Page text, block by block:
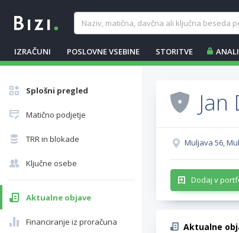
IZRAČUNI POSLOVNE VSEBINE STORITVE
Splošni pregled
Matično podjetje
TRR in blokade
Ključne osebe
Aktualne objave
Financiranje iz proračuna
Muljava 56,
Dodaj v
Aktualne